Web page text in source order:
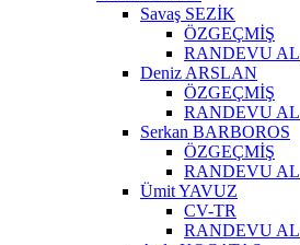
Savaş SEZİK
ÖZGEÇMİŞ
RANDEVU AL
Deniz ARSLAN
ÖZGEÇMİŞ
RANDEVU AL
Serkan BARBOROS
ÖZGEÇMİŞ
RANDEVU AL
Ümit YAVUZ
CV-TR
RANDEVU AL